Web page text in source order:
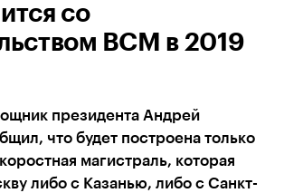
со
ВСМ в 2019
президента Андрей
что будет построена только
магистраль, которая
либо с Казанью, либо с Санкт-